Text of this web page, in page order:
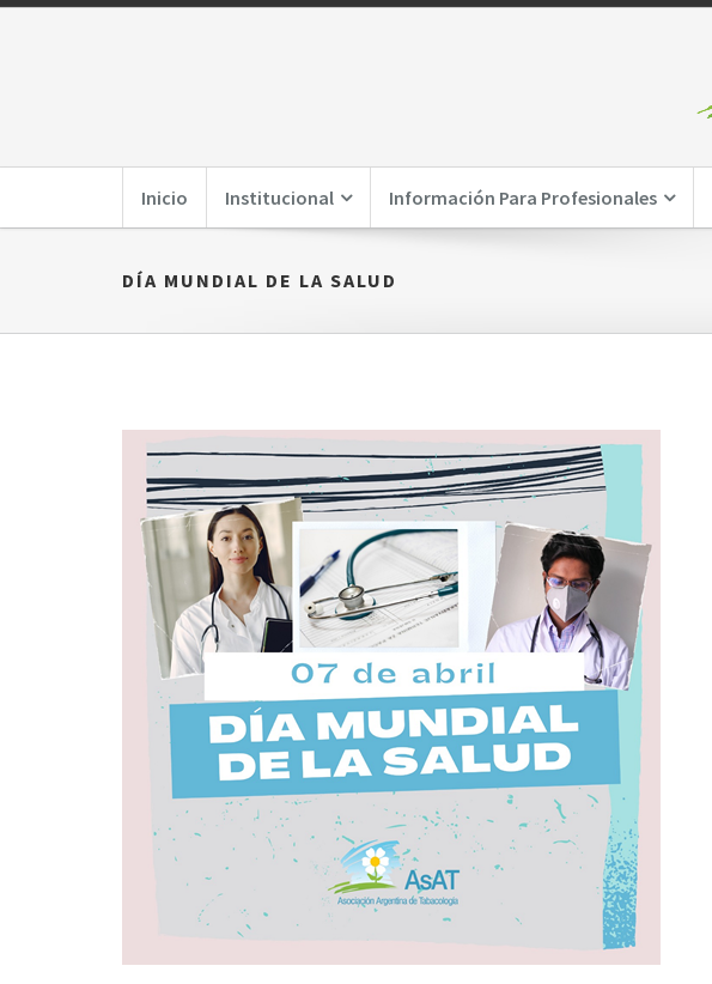
Inicio Institucional Información Para Profesionales
DÍA MUNDIAL DE LA SALUD